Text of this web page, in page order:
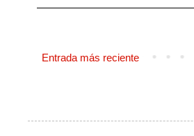
Entrada más reciente